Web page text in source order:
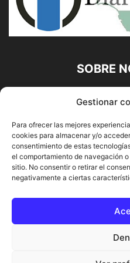
Gestionar
Para ofrecer las mejores
cookies para almacenar y/o
consentimiento de estas
el comportamiento de navegación
sitio. No consentir o retirar el
negativamente a ciertas
SOBRE
Diario Alhaurín
Francisco E. López
Alhaurín de la
Contáctanos: